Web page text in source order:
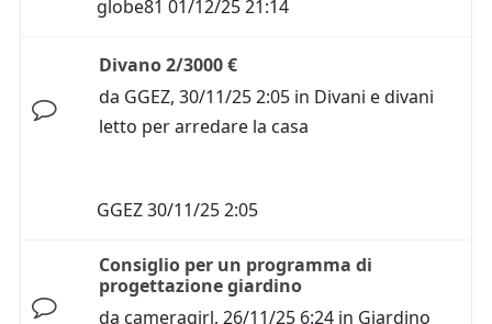
globe81 01/12/25 21:14
Divano 2/3000 €
da GGEZ, 30/11/25 2:05 in Divani e divani
letto per arredare la casa
GGEZ30/11/25 2:05
Consiglio per un programma di
progettazione giardino
da cameragirl, 26/11/25 6:24 in Giardino